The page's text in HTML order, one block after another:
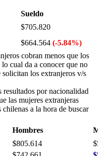
Sueldo
$705.820
$664.564 (-5.84%)
cobran menos que los
cual da a conocer que no
los extranjeros v/s
resultados por nacionalidad
las mujeres extranjeras
a la hora de buscar
Hombres
$805.614